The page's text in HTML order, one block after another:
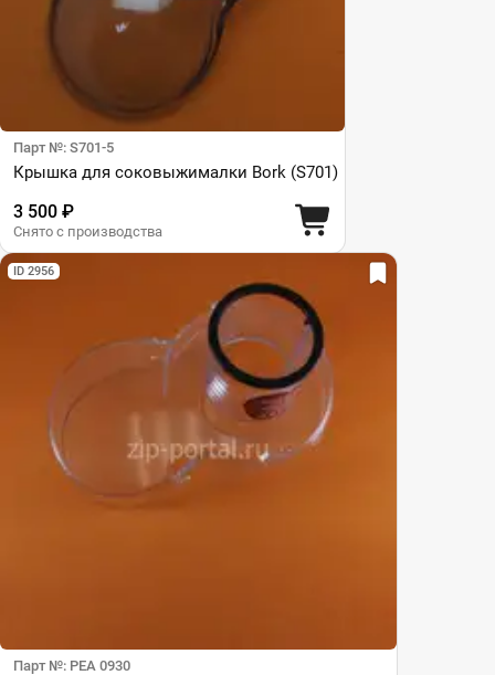
Парт №: S701-5
Крышка для соковыжималки Bork (S701)
3 500 ₽
Снято с производства
ID 2956
Парт №: PEA 0930